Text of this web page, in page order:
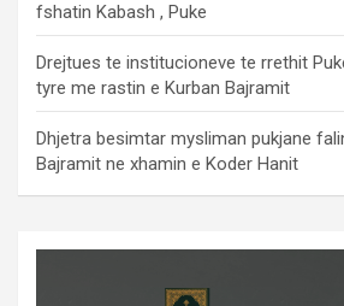
fshatin Kabash , Puke
Drejtues te institucioneve te rrethit
tyre me rastin e Kurban Bajramit
Dhjetra besimtar mysliman pukjane
Bajramit ne xhamin e Koder Hanit